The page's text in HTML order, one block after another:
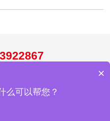
公司 网站地图
×
么可以帮您？